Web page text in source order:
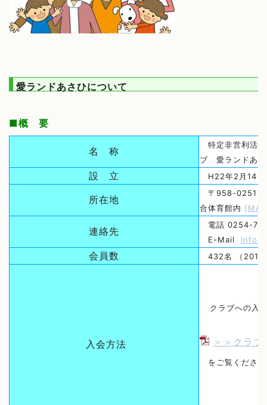
愛ランドあさひについて
■概 要
名 称
特定非営利活
ブ 愛ランドあ
設 立 H22年2月14日
所在地
〒958-0251
合体育館内
連絡先
電話 0254-
E-Mail
会員数 432名 （2019
入会方法
クラブへの入
＞＞クラ
をご覧くださ